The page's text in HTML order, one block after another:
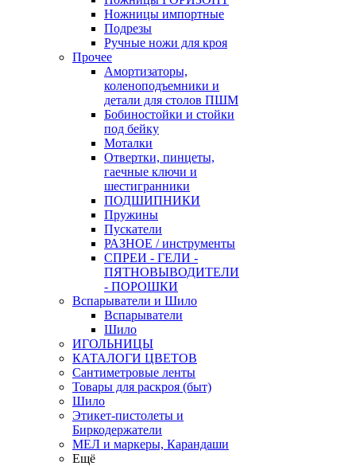
Ножницы импортные
Подрезы
Ручные ножи для кроя
Прочее
Амортизаторы,
коленоподъемники и
детали для столов ПШМ
Бобиностойки и стойки
под бейку
Моталки
Отвертки, пинцеты,
гаечные ключи и
шестигранники
ПОДШИПНИКИ
Пружины
Пускатели
РАЗНОЕ / инструменты
СПРЕИ - ГЕЛИ -
ПЯТНОВЫВОДИТЕЛИ
- ПОРОШКИ
Вспарыватели и Шило
Вспарыватели
Шило
ИГОЛЬНИЦЫ
КАТАЛОГИ ЦВЕТОВ
Сантиметровые ленты
Товары для раскроя (быт)
Шило
Этикет-пистолеты и
Биркодержатели
МЕЛ и маркеры, Карандаши
Ещё